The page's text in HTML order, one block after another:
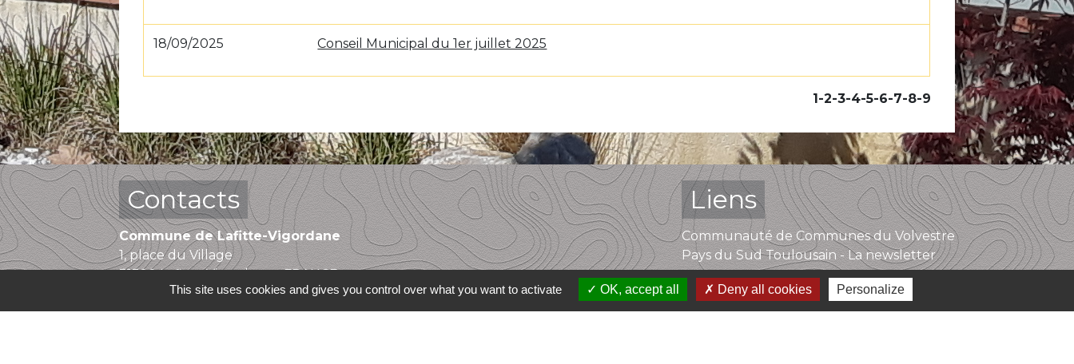
18/09/2025 Conseil Municipal du 1er juillet 2025
1-2-3-4-5-6-7-8-9
Contacts
Commune de Lafitte-Vigordane
1, place du Village
31390 Lafitte-Vigordane - FRANCE
+33 5 61 87 83 32
Liens
Communauté de Communes du Volvestre
Pays du Sud Toulousain - La newsletter
This site uses cookies and gives you control over what you want to activate OK, accept all Deny all cookies Personalize